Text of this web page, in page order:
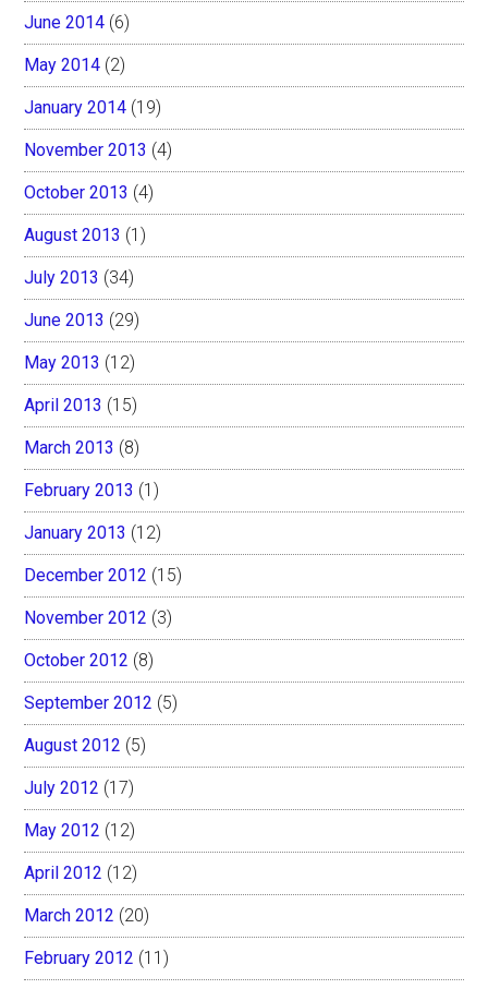
June 2014 (6)
May 2014 (2)
January 2014 (19)
November 2013 (4)
October 2013 (4)
August 2013 (1)
July 2013 (34)
June 2013 (29)
May 2013 (12)
April 2013 (15)
March 2013 (8)
February 2013 (1)
January 2013 (12)
December 2012 (15)
November 2012 (3)
October 2012 (8)
September 2012 (5)
August 2012 (5)
July 2012 (17)
May 2012 (12)
April 2012 (12)
March 2012 (20)
February 2012 (11)